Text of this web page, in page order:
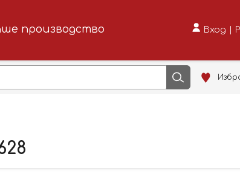
производство Вход |